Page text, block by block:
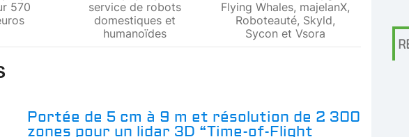
570
service de robots
domestiques et
humanoïdes
Flying Whales, majelanX,
Roboteauté, Skyld,
Sycon et Vsora
Portée de 5 cm à 9 m et résolution de 2 300
zones pour un lidar 3D “Time-of-Flight